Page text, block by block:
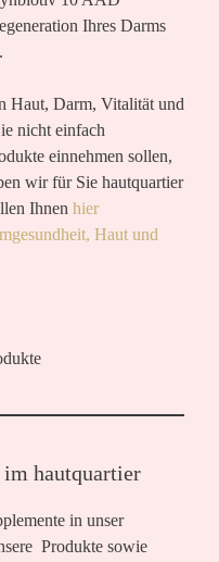
Ihres Darms
Haut, Darm, Vitalität und
nicht einfach
einnehmen sollen,
wir für Sie hautquartier
Ihnen hier
Haut und
hautquartier
in unser
Produkte sowie